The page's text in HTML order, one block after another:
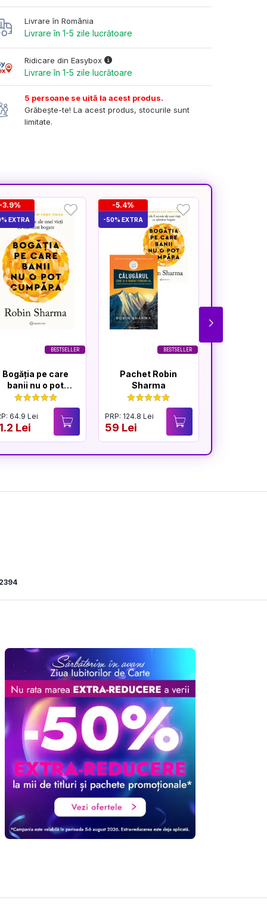
Livrare în România
Livrare în 1-5 zile lucrătoare
Ridicare din Easybox
Livrare în 1-5 zile lucrătoare
5 persoane se uită la acest produs.
Grăbește-te! La acest produs, stocurile sunt
limitate.
BESTSELLER
-3.9%
EXTRA
Bogăția pe care
banii nu o pot
cumpăra
64.9 Lei
Lei
BESTSELLER
-5.4%
-50% EXTRA
Pachet Robin
Sharma
PRP: 124.8 Lei
59 Lei